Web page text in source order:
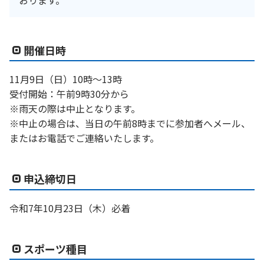
開催日時
11月9日（日）10時～13時
受付開始：午前9時30分から
※雨天の際は中止となります。
※中止の場合は、当日の午前8時までに参加者へメール、
またはお電話でご連絡いたします。
申込締切日
令和7年10月23日（木）必着
スポーツ種目